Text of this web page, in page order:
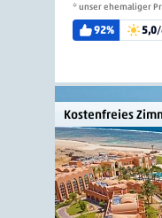
* unser ehemaliger
92% 5,0/
Kostenfreies